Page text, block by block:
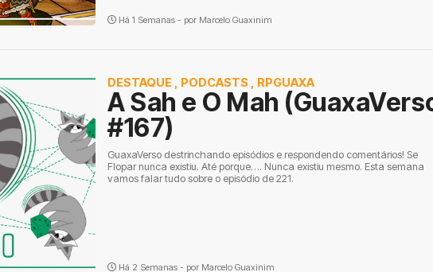
Há 1 Semanas - por Marcelo Guaxinim
DESTAQUE PODCASTS RPGUAXA
A Sah e O Mah
#167)
GuaxaVerso destrinchando episódios e respondendo comentários! Se
Flopar nunca existiu. Até porque…. Nunca existiu mesmo. Esta semana
vamos falar tudo sobre o episódio de 221.
Há 2 Semanas - por Marcelo Guaxinim